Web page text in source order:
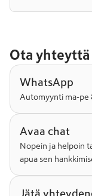
Ota yhteyttä
WhatsApp
Automyynti ma-pe
Avaa chat
Nopein ja helpoin
apua sen
Jätä